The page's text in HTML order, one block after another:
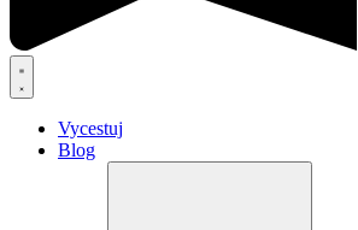
Vycestuj
Blog